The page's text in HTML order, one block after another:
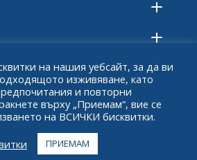
на нашия уебсайт, за да ви
изживяване, като
и повторни
върху „Приемам“, вие се
на ВСИЧКИ бисквитки.
ПРИЕМАМ